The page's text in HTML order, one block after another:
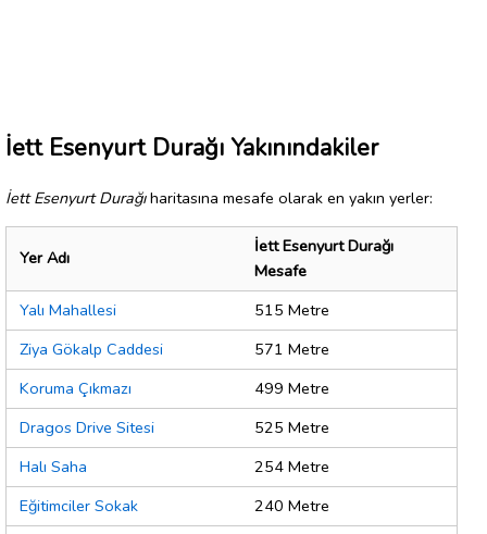
İett Esenyurt Durağı Yakınındakiler
İett Esenyurt Durağıharitasına mesafe olarak en yakın yerler:
Yer Adı
İett Esenyurt Durağı
Mesafe
Yalı Mahallesi
515 Metre
Ziya Gökalp Caddesi
571 Metre
Koruma Çıkmazı
499 Metre
Dragos Drive Sitesi
525 Metre
Halı Saha
254 Metre
Eğitimciler Sokak
240 Metre